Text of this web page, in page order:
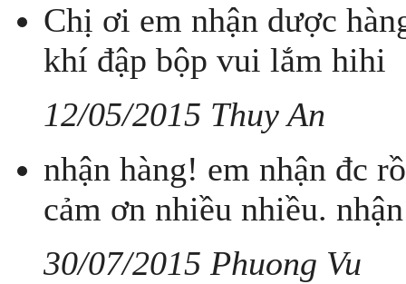
Chị ơi em nhận dược
khí đập bộp vui lắm hihi
12/05/2015 Thuy An
nhận hàng! em nhận đc
cảm ơn nhiều nhiều.
30/07/2015 Phuong Vu